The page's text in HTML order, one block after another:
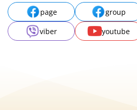
page group
viber
youtube